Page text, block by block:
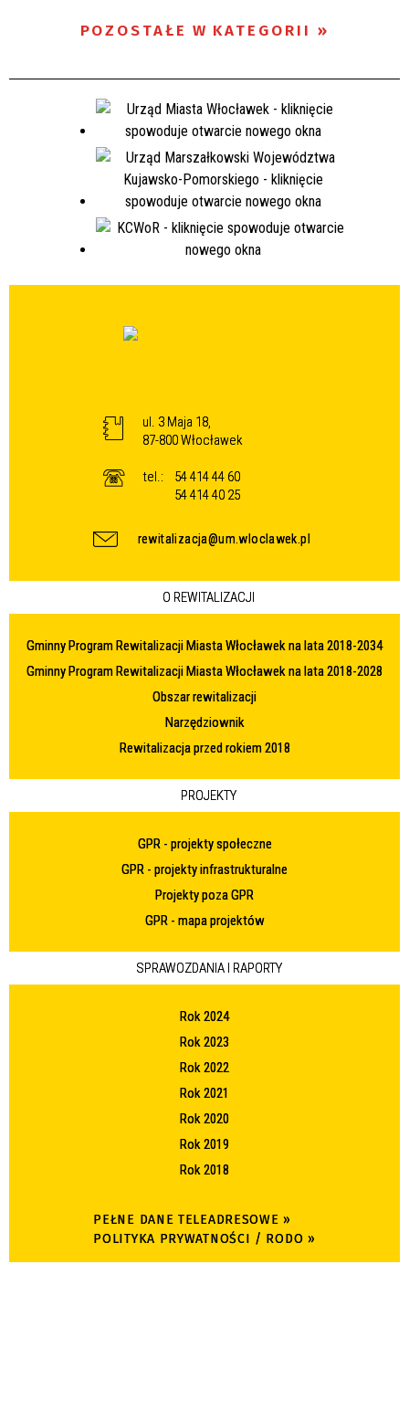
POZOSTAŁE W KATEGORII
ul. 3 Maja 18,
87-800 Włocławek
tel.:
54 414 44 60
54 414 40 25
rewitalizacja@um.wloclawek.pl
O REWITALIZACJI
Gminny Program Rewitalizacji Miasta Włocławek na lata 2018-2034
Gminny Program Rewitalizacji Miasta Włocławek na lata 2018-2028
Obszar rewitalizacji
Narzędziownik
Rewitalizacja przed rokiem 2018
PROJEKTY
GPR - projekty społeczne
GPR - projekty infrastrukturalne
Projekty poza GPR
GPR - mapa projektów
SPRAWOZDANIA I RAPORTY
Rok 2024
Rok 2023
Rok 2022
Rok 2021
Rok 2020
Rok 2019
Rok 2018
PEŁNE DANE TELEADRESOWE »
POLITYKA PRYWATNOŚCI / RODO »